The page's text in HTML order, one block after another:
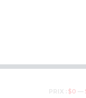
$0